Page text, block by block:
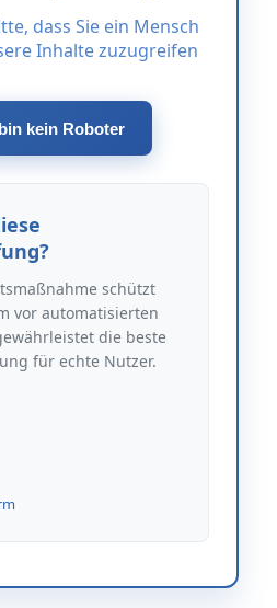
dass Sie ein Mensch
Inhalte zuzugreifen
kein Roboter
schützt
vor automatisierten
die beste
für echte Nutzer.